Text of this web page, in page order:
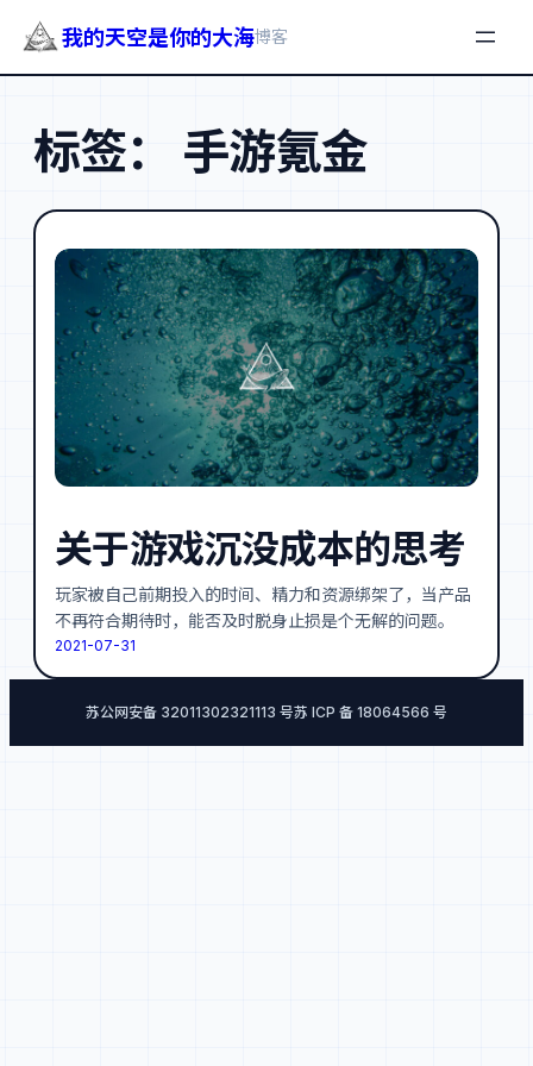
我的天空是你的大海博客
标签： 手游氪金
关于游戏沉没成本的思考
玩家被自己前期投入的时间、精力和资源绑架了，当产品
不再符合期待时，能否及时脱身止损是个无解的问题。
2021-07-31
苏公网安备 32011302321113 号苏 ICP 备 18064566 号